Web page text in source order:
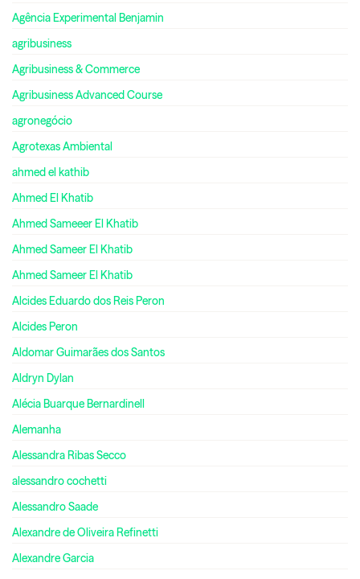
Agência Experimental Benjamin
agribusiness
Agribusiness & Commerce
Agribusiness Advanced Course
agronegócio
Agrotexas Ambiental
ahmed el kathib
Ahmed El Khatib
Ahmed Sameeer El Khatib
Ahmed Sameer El Khatib
Ahmed Sameer El Khatib
Alcides Eduardo dos Reis Peron
Alcides Peron
Aldomar Guimarães dos Santos
Aldryn Dylan
Alécia Buarque Bernardinell
Alemanha
Alessandra Ribas Secco
alessandro cochetti
Alessandro Saade
Alexandre de Oliveira Refinetti
Alexandre Garcia